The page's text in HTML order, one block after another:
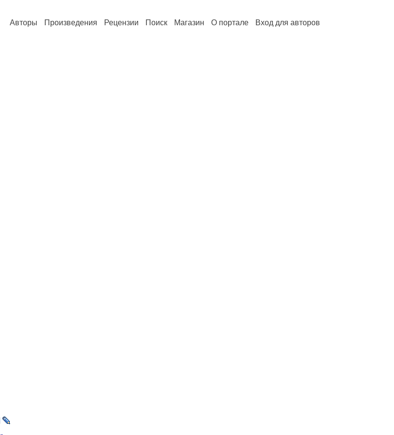
Авторы Произведения Рецензии Поиск Магазин О портале Вход для авторов